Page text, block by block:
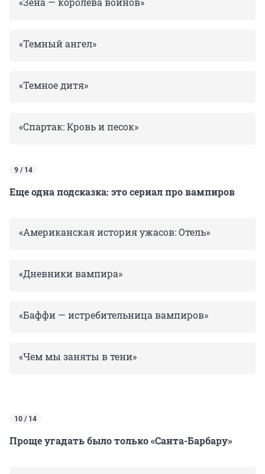
«Темный ангел»
«Темное дитя»
«Спартак: Кровь и песок»
9 / 14
Еще одна подсказка: это сериал про вампиров
«Американская история ужасов: Отель»
«Дневники вампира»
«Баффи — истребительница вампиров»
«Чем мы заняты в тени»
10 / 14
Проще угадать было только «Санта-Барбару»